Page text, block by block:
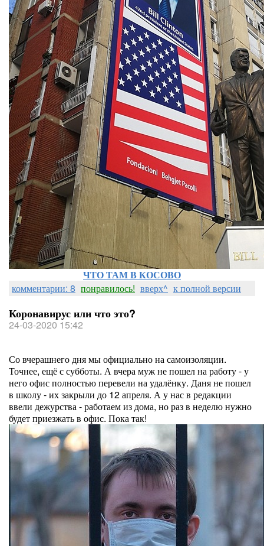
ЧТО ТАМ В КОСОВО
комментарии: 8 понравилось! вверх^ к полной версии
Коронавирус или что это?
24-03-2020 15:42
Со вчерашнего дня мы официально на самоизоляции.
Точнее, ещё с субботы. А вчера муж не пошел на работу - у
него офис полностью перевели на удалёнку. Даня не пошел
в школу - их закрыли до 12 апреля. А у нас в редакции
ввели дежурства - работаем из дома, но раз в неделю нужно
будет приезжать в офис. Пока так!